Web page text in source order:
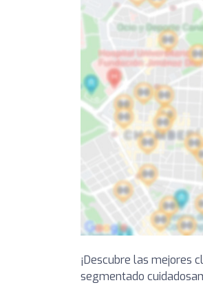
¡Descubre las mejores
segmentado